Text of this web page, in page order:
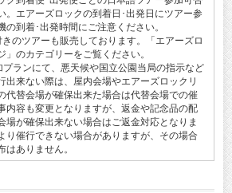
。エアーズロックの到着日･出発日にツアー参
到着･出発時間にご注意ください。
のツアーも販売しております。「エアーズロ
」のカテゴリーをご覧ください。
ランにて、悪天候や国立公園当局の指示など
出来ない際は、屋内会場やエアーズロックリ
代替会場が確保出来た場合は代替会場での催
内容も変更となりますが、返金や記念品の配
場が確保出来ない場合はご返金対応となりま
り催行できない場合がありますが、その場合
ありません。